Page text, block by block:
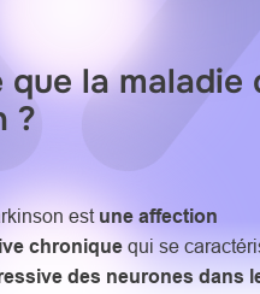
la maladie
?
estune affection
chronique qui se
des neurones dans